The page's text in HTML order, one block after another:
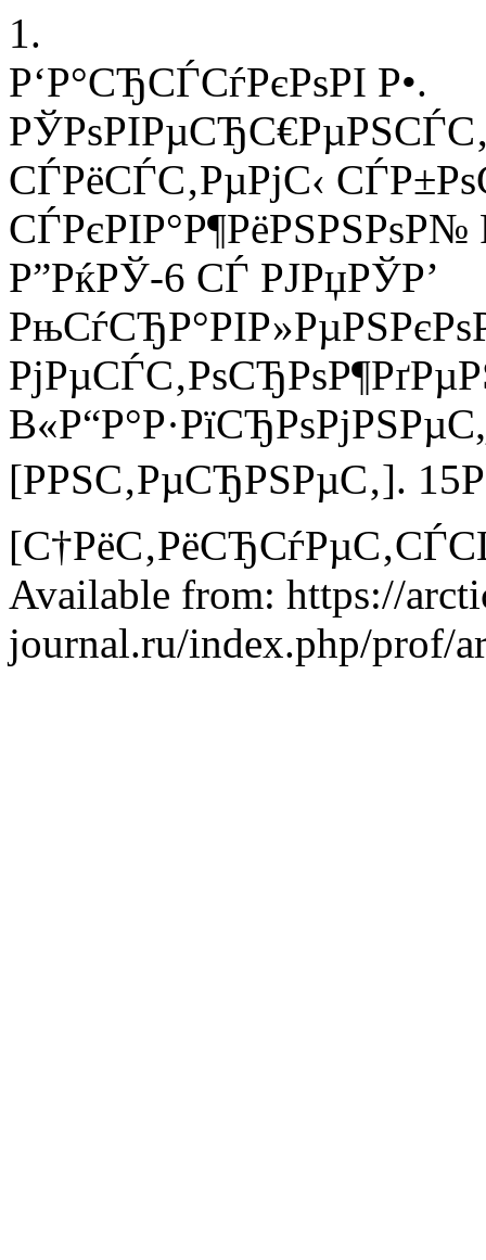
1.
Р‘Р°СЂСЃСѓРєРѕРІ Р•.
СЃРёСЃС‚РµРјС‹
СЃРєРІР°Р¶РёРЅРЅРѕР№
Р”РќРЎ-6 СЃ РЈРџРЎР’
[РРЅС‚РµСЂРЅРµС‚].
Available from: https://
journal.ru/index.php/prof/